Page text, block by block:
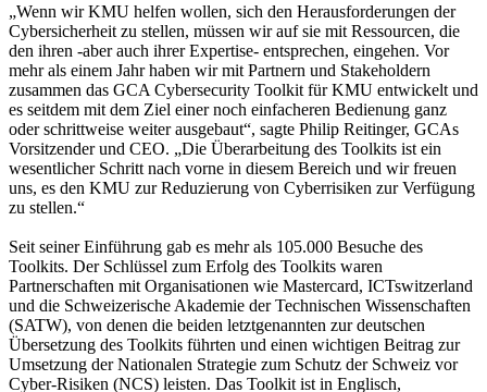
„Wenn wir KMU helfen wollen, sich den Herausforderungen der
Cybersicherheit zu stellen, müssen wir auf sie mit Ressourcen, die
den ihren -aber auch ihrer Expertise- entsprechen, eingehen. Vor
mehr als einem Jahr haben wir mit Partnern und Stakeholdern
zusammen das GCA Cybersecurity Toolkit für KMU entwickelt und
es seitdem mit dem Ziel einer noch einfacheren Bedienung ganz
oder schrittweise weiter ausgebaut“, sagte Philip Reitinger, GCAs
Vorsitzender und CEO. „Die Überarbeitung des Toolkits ist ein
wesentlicher Schritt nach vorne in diesem Bereich und wir freuen
uns, es den KMU zur Reduzierung von Cyberrisiken zur Verfügung
zu stellen.“
Seit seiner Einführung gab es mehr als 105.000 Besuche des
Toolkits. Der Schlüssel zum Erfolg des Toolkits waren
Partnerschaften mit Organisationen wie Mastercard, ICTswitzerland
und die Schweizerische Akademie der Technischen Wissenschaften
(SATW), von denen die beiden letztgenannten zur deutschen
Übersetzung des Toolkits führten und einen wichtigen Beitrag zur
Umsetzung der Nationalen Strategie zum Schutz der Schweiz vor
Cyber-Risiken (NCS) leisten. Das Toolkit ist in Englisch,